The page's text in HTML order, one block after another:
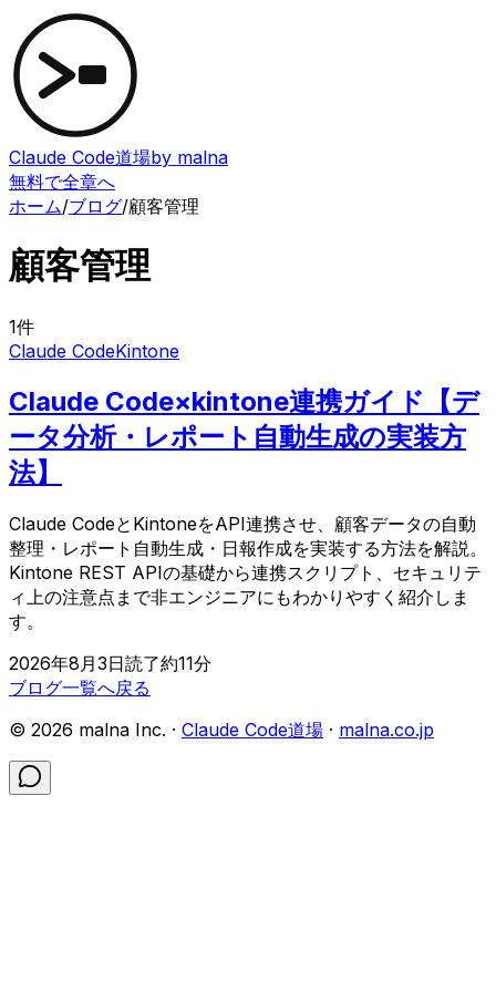
Claude Code道場by malna
無料で全章へ
ホーム/ブログ/顧客管理
顧客管理
1件
Claude CodeKintone
Claude Code×kintone連携ガイド【デ
ータ分析・レポート自動生成の実装方
法】
Claude CodeとKintoneをAPI連携させ、顧客データの自動
整理・レポート自動生成・日報作成を実装する方法を解説。
Kintone REST APIの基礎から連携スクリプト、セキュリテ
ィ上の注意点まで非エンジニアにもわかりやすく紹介しま
す。
2026年8月3日読了約11分
ブログ一覧へ戻る
© 2026 malna Inc. · Claude Code道場 · malna.co.jp